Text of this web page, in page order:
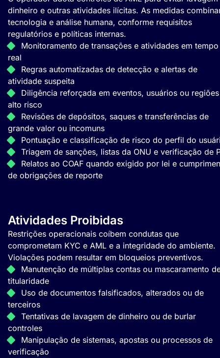
dinheiro e outras atividades ilícitas. As medidas
tecnologia e análise humana, conforme requisitos
regulatórios e políticas internas.
Monitoramento de transações e atividades em tempo
real
Regras automatizadas de detecção e alertas de
atividade suspeita
Diligência reforçada em eventos, usuários ou
alto risco
Revisões de depósitos, saques e transferências de
grande valor ou incomuns
Pontuação e classificação de risco do perfil do
Triagem de sanções, listas da ONU e verificação de
Relatos ao COAF quando exigido por lei e
de obrigações de reporte
Atividades Proibidas
Restrições operacionais coíbem condutas que
comprometam KYC e AML e a integridade do ambiente.
Violações podem resultar em bloqueios preventivos.
Manutenção de múltiplas contas ou mascaramento
titularidade
Uso de documentos falsificados, alterados ou de
terceiros
Tentativas de lavagem de dinheiro ou de burlar
controles
Manipulação de sistemas, apostas ou processos de
verificação